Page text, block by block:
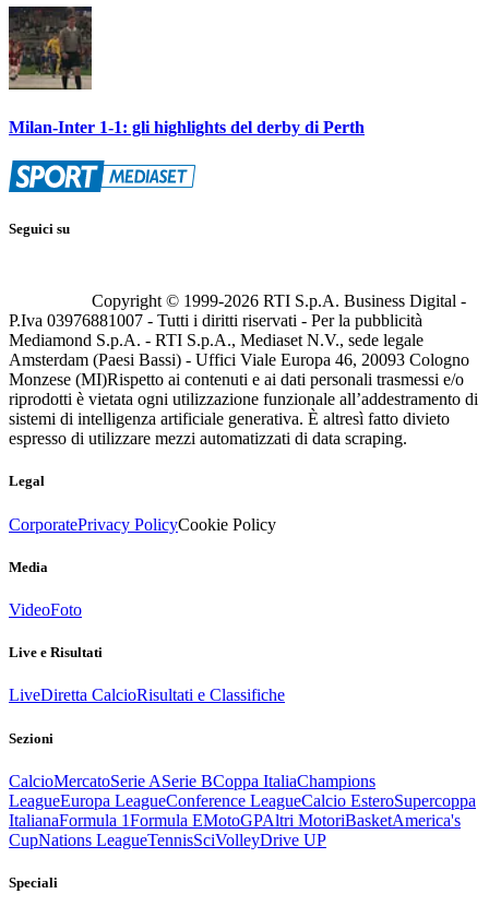
Milan-Inter 1-1: gli highlights del derby di Perth
Seguici su
Copyright © 1999-2026 RTI S.p.A. Business Digital -
P.Iva 03976881007 - Tutti i diritti riservati - Per la pubblicità
Mediamond S.p.A. - RTI S.p.A., Mediaset N.V., sede legale
Amsterdam (Paesi Bassi) - Uffici Viale Europa 46, 20093 Cologno
Monzese (MI)Rispetto ai contenuti e ai dati personali trasmessi e/o
riprodotti è vietata ogni utilizzazione funzionale all’addestramento di
sistemi di intelligenza artificiale generativa. È altresì fatto divieto
espresso di utilizzare mezzi automatizzati di data scraping.
Legal
CorporatePrivacy PolicyCookie Policy
Media
VideoFoto
Live e Risultati
LiveDiretta CalcioRisultati e Classifiche
Sezioni
CalcioMercatoSerie ASerie BCoppa ItaliaChampions
LeagueEuropa LeagueConference LeagueCalcio EsteroSupercoppa
ItalianaFormula 1Formula EMotoGPAltri MotoriBasketAmerica's
CupNations LeagueTennisSciVolleyDrive UP
Speciali